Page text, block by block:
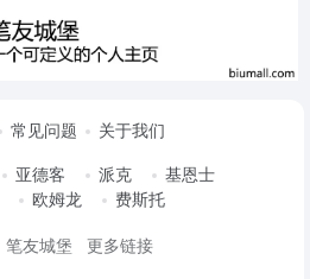
常见问题
关于我们
亚德客 派克
基恩士
欧姆龙
费斯托
笔友城堡 更多链接